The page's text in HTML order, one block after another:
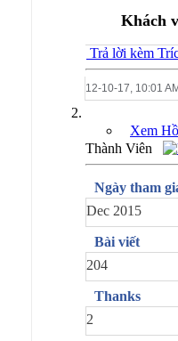
Khách
Trả lời kèm
12-10-17, 10:01
Xem
Thành Viên
Ngày tham
Dec 2015
Bài viết
204
Thanks
2